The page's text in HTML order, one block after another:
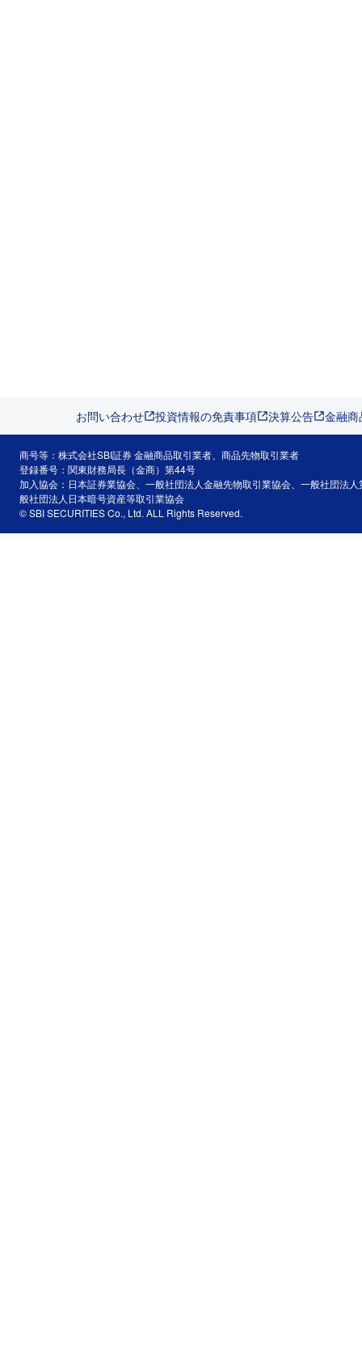
お問い合わせ 投資情報の免責事項 決算公告 金融
商号等：株式会社SBI証券 金融商品取引業者、商品先物取引業者
登録番号：関東財務局長（金商）第44号
加入協会：日本証券業協会、一般社団法人金融先物取引業協会、一般社団法
般社団法人日本暗号資産等取引業協会
© SBI SECURITIES Co., Ltd. ALL Rights Reserved.